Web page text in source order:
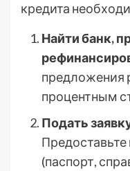
кредита
Найти банк,
предложения
процентным
Подать
(паспорт,